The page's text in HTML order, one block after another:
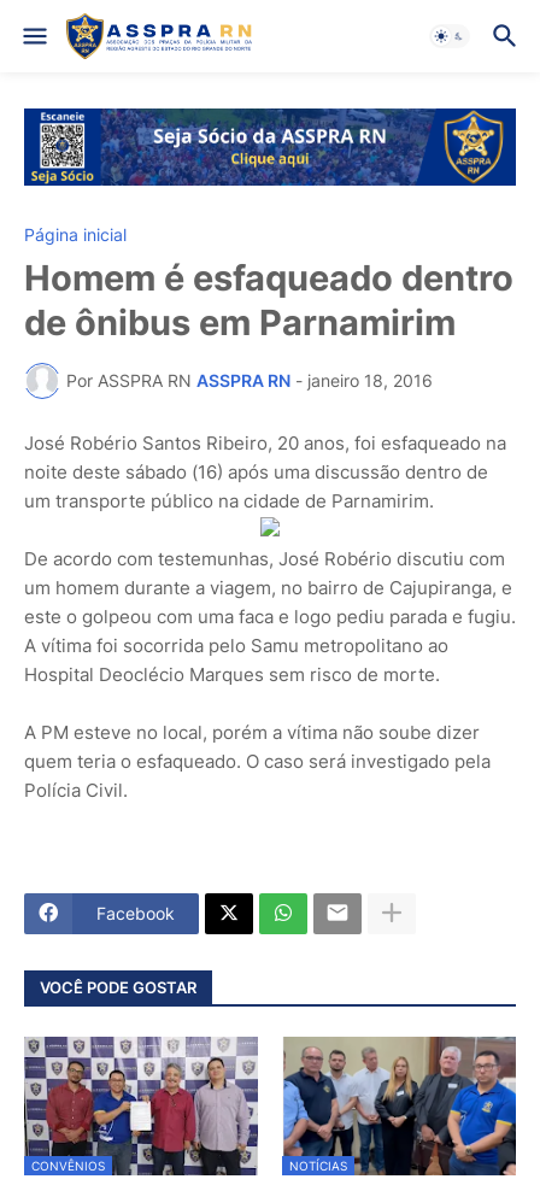
Página inicial
Homem é esfaqueado dentro
de ônibus em Parnamirim
Por ASSPRA RN ASSPRA RN - janeiro 18, 2016
José Robério Santos Ribeiro, 20 anos, foi esfaqueado na
noite deste sábado (16) após uma discussão dentro de
um transporte público na cidade de Parnamirim.
De acordo com testemunhas, José Robério discutiu com
um homem durante a viagem, no bairro de Cajupiranga, e
este o golpeou com uma faca e logo pediu parada e fugiu.
A vítima foi socorrida pelo Samu metropolitano ao
Hospital Deoclécio Marques sem risco de morte.
A PM esteve no local, porém a vítima não soube dizer
quem teria o esfaqueado. O caso será investigado pela
Polícia Civil.
Facebook
VOCÊ PODE GOSTAR
CONVÊNIOS NOTÍCIAS